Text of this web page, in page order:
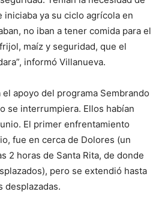
ya su ciclo agrícola en
no iban a tener comida para el
maíz y seguridad, que el
informó Villanueva.
apoyo del programa Sembrando
se interrumpiera. Ellos habían
El primer enfrentamiento
fue en cerca de Dolores (un
2 horas de Santa Rita, de donde
pero se extendió hasta
desplazadas.